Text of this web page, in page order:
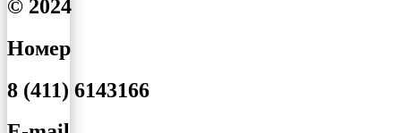
© 2024
Номер
8 (411) 6143166